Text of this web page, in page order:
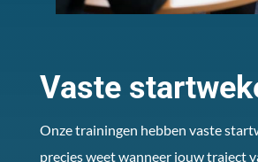
Vaste
Onze trainingen hebben vaste
precies weet wanneer jouw traject